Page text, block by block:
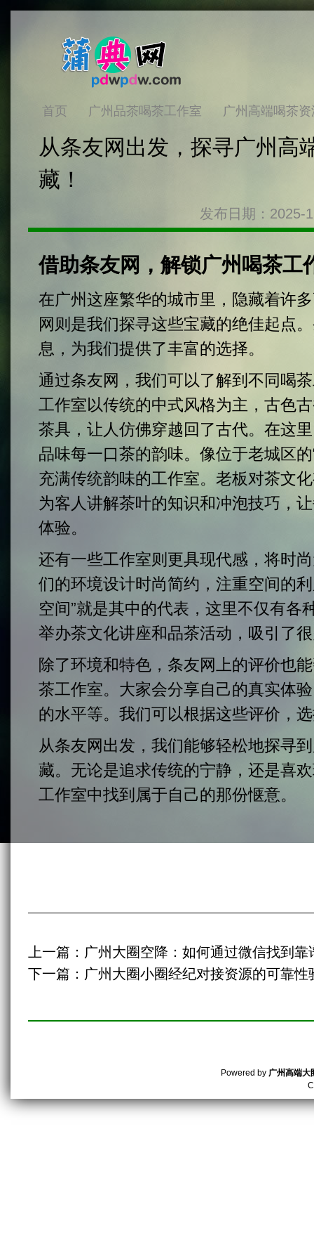
首页 广州品茶喝茶工作室 广州高端喝茶资
从条友网出发，探寻广州高
藏！
发布日期：
借助条友网，解锁广州喝茶工
在广州这座繁华的城市里，隐藏着许
网则是我们探寻这些宝藏的绝佳起点
息，为我们提供了丰富的选择。
通过条友网，我们可以了解到不同喝
工作室以传统的中式风格为主，古色
茶具，让人仿佛穿越回了古代。在这
品味每一口茶的韵味。像位于老城区
充满传统韵味的工作室。老板对茶文
为客人讲解茶叶的知识和冲泡技巧，
体验。
还有一些工作室则更具现代感，将时
们的环境设计时尚简约，注重空间的
空间”就是其中的代表，这里不仅有各
举办茶文化讲座和品茶活动，吸引了
除了环境和特色，条友网上的评价也
茶工作室。大家会分享自己的真实体
的水平等。我们可以根据这些评价，
从条友网出发，我们能够轻松地探寻
藏。无论是追求传统的宁静，还是喜
工作室中找到属于自己的那份惬意。
上一篇： 广州大圈空降：如何通过微信找到靠
下一篇： 广州大圈小圈经纪对接资源的可靠性
Powered by 广州高端大